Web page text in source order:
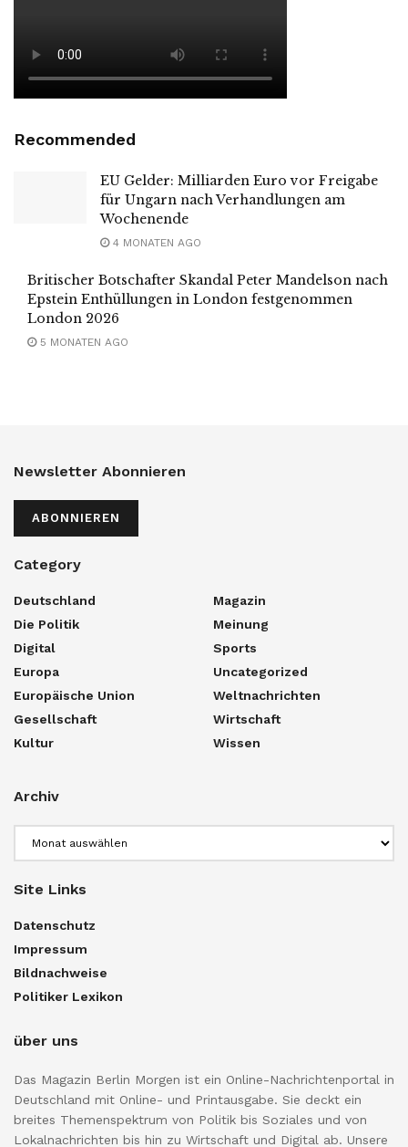
Recommended
EU Gelder: Milliarden Euro vor Freigabe
für Ungarn nach Verhandlungen am
Wochenende
4 MONATEN AGO
Britischer Botschafter Skandal Peter Mandelson nach
Epstein Enthüllungen in London festgenommen
London 2026
5 MONATEN AGO
Newsletter Abonnieren
ABONNIEREN
Category
Deutschland
Die Politik
Digital
Europa
Europäische Union
Gesellschaft
Kultur
Magazin
Meinung
Sports
Uncategorized
Weltnachrichten
Wirtschaft
Wissen
Archiv
Site Links
Datenschutz
Impressum
Bildnachweise
Politiker Lexikon
über uns
Das Magazin Berlin Morgen ist ein Online-Nachrichtenportal in
Deutschland mit Online- und Printausgabe. Sie deckt ein
breites Themenspektrum von Politik bis Soziales und von
Lokalnachrichten bis hin zu Wirtschaft und Digital ab. Unsere